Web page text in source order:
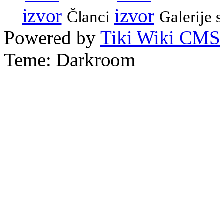
Članci Galerije
Powered by Tiki Wiki
Teme: Darkroom